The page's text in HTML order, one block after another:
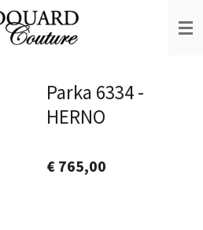
Parka 6334 -
HERNO
€ 765,00